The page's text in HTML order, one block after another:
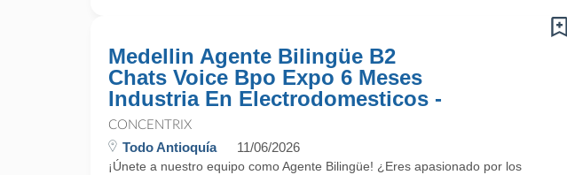
Medellin Agente Bilingüe B2
Chats Voice Bpo Expo 6 Meses
Industria En Electrodomesticos -
CONCENTRIX
Todo Antioquía 11/06/2026
¡Únete a nuestro equipo como Agente Bilingüe! ¿Eres apasionado por los